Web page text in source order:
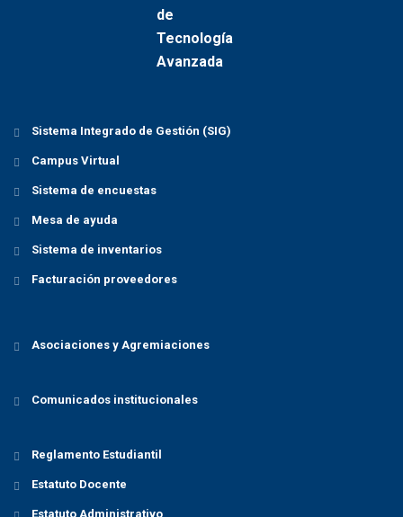
Sistema Integrado de Gestión (SIG)
Campus Virtual
Sistema de encuestas
Mesa de ayuda
Sistema de inventarios
Facturación proveedores
Asociaciones y Agremiaciones
Comunicados institucionales
Reglamento Estudiantil
Estatuto Docente
Estatuto Administrativo